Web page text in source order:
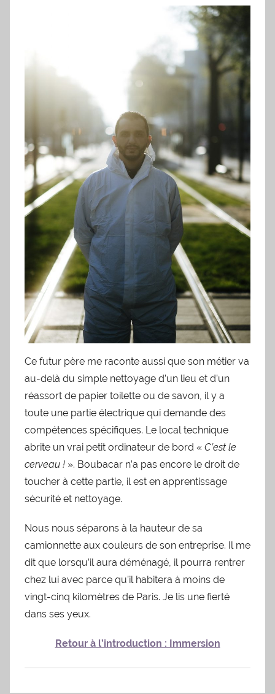
Ce futur père me raconte aussi que son métier va
au-delà du simple nettoyage d’un lieu et d’un
réassort de papier toilette ou de savon, il y a
toute une partie électrique qui demande des
compétences spécifiques. Le local technique
abrite un vrai petit ordinateur de bord « C’est le
cerveau ! ». Boubacar n’a pas encore le droit de
toucher à cette partie, il est en apprentissage
sécurité et nettoyage.
Nous nous séparons à la hauteur de sa
camionnette aux couleurs de son entreprise. Il me
dit que lorsqu’il aura déménagé, il pourra rentrer
chez lui avec parce qu’il habitera à moins de
vingt-cinq kilomètres de Paris. Je lis une fierté
dans ses yeux.
Retour à l’introduction : Immersion